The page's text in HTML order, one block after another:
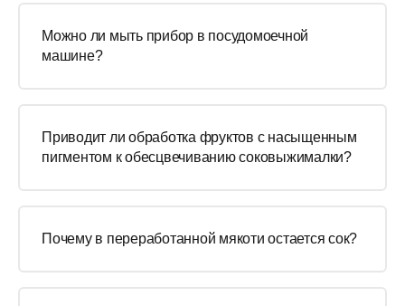
Можно ли мыть прибор в посудомоечной
машине?
Приводит ли обработка фруктов с насыщенным
пигментом к обесцвечиванию соковыжималки?
Почему в переработанной мякоти остается сок?